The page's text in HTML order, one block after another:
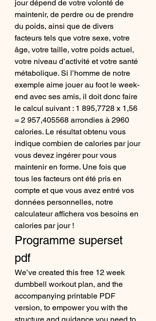
jour dépend de votre volonté de
maintenir, de perdre ou de prendre
du poids, ainsi que de divers
facteurs tels que votre sexe, votre
âge, votre taille, votre poids actuel,
votre niveau d’activité et votre santé
métabolique. Si l’homme de notre
exemple aime jouer au foot le week-
end avec ses amis, il doit donc faire
le calcul suivant : 1 895,7728 x 1,56
= 2 957,405568 arrondies à 2960
calories. Le résultat obtenu vous
indique combien de calories par jour
vous devez ingérer pour vous
maintenir en forme. Une fois que
tous les facteurs ont été pris en
compte et que vous avez entré vos
données personnelles, notre
calculateur affichera vos besoins en
calories par jour !
Programme superset
pdf
We’ve created this free 12 week
dumbbell workout plan, and the
accompanying printable PDF
version, to empower you with the